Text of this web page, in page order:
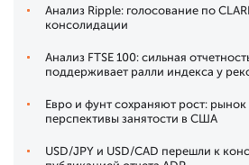
Анализ Ripple: голосование по
консолидации
Анализ FTSE 100: сильная
поддерживает ралли индекса у
Евро и фунт сохраняют рост: рынок
перспективы занятости в США
USD/JPY и USD/CAD перешли к